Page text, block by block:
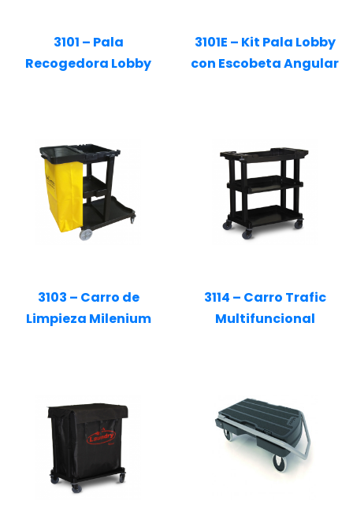
3101 – Pala
Recogedora Lobby
3101E – Kit Pala Lobby
con Escobeta Angular
3103 – Carro de
Limpieza Milenium
3114 – Carro Trafic
Multifuncional